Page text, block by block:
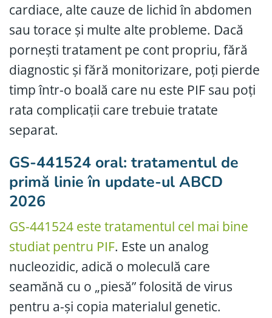
cardiace, alte cauze de lichid în abdomen
sau torace și multe alte probleme. Dacă
pornești tratament pe cont propriu, fără
diagnostic și fără monitorizare, poți pierde
timp într-o boală care nu este PIF sau poți
rata complicații care trebuie tratate
separat.
GS-441524 oral: tratamentul de
primă linie în update-ul ABCD
2026
GS-441524 este tratamentul cel mai bine
studiat pentru PIF. Este un analog
nucleozidic, adică o moleculă care
seamănă cu o „piesă” folosită de virus
pentru a-și copia materialul genetic.